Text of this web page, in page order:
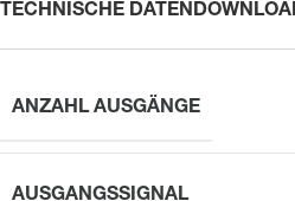
TECHNISCHE DATEN
ANZAHL AUSGÄNGE
AUSGANGSSIGNAL